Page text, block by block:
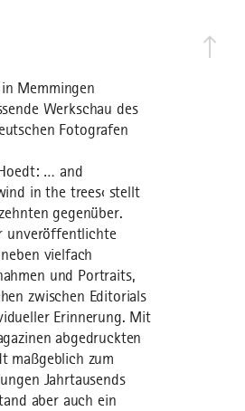
Memmingen
Werkschau des
Fotografen
… and
in the trees‹ stellt
gegenüber.
unveröffentlichte
vielfach
und Portraits,
zwischen Editorials
Erinnerung. Mit
abgedruckten
maßgeblich zum
Jahrtausends
aber auch ein